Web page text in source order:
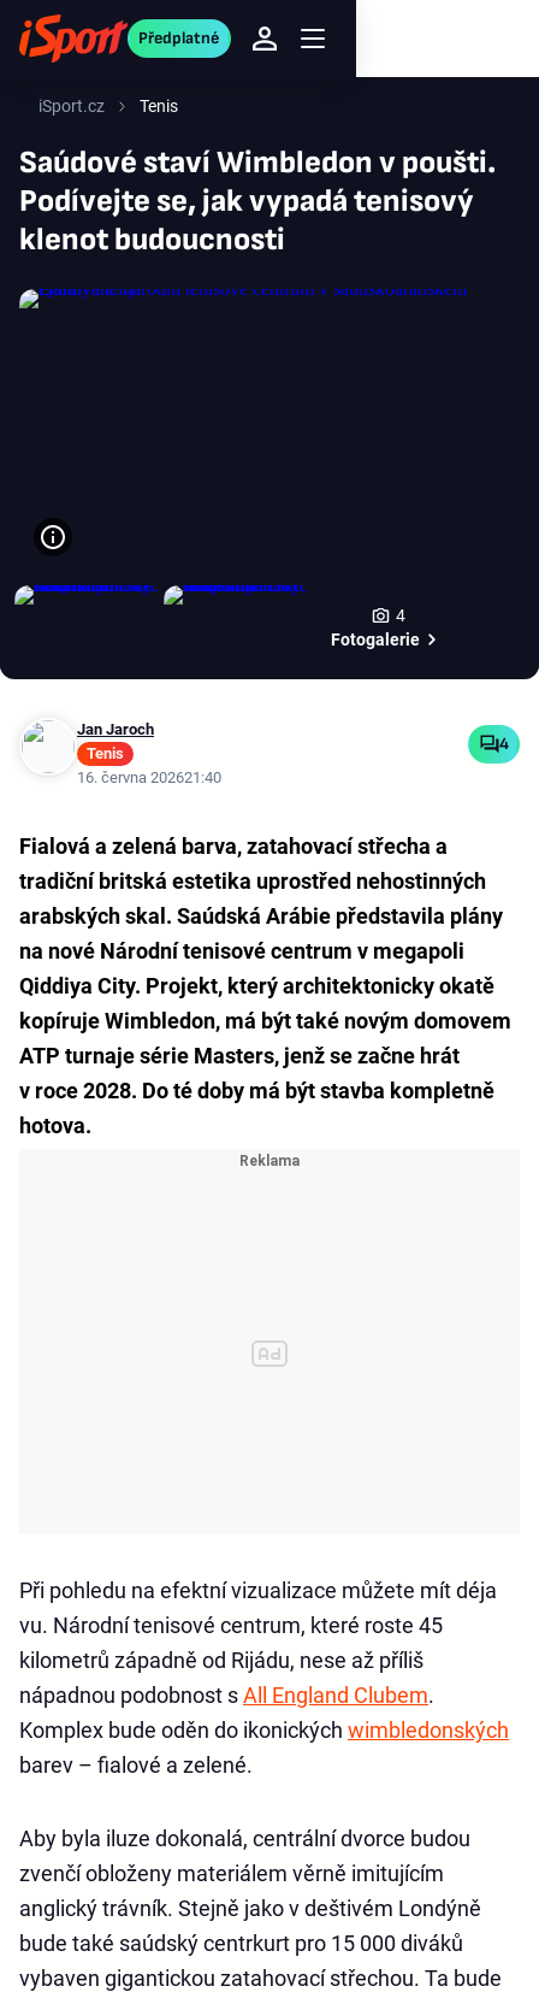
Předplatné
iSport.cz Tenis
Saúdové staví Wimbledon v poušti.
Podívejte se, jak vypadá tenisový
klenot budoucnosti
4
Fotogalerie
Jan Jaroch
Tenis
16. června 202621:40
4
Fialová a zelená barva, zatahovací střecha a
tradiční britská estetika uprostřed nehostinných
arabských skal. Saúdská Arábie představila plány
na nové Národní tenisové centrum v megapoli
Qiddiya City. Projekt, který architektonicky okatě
kopíruje Wimbledon, má být také novým domovem
ATP turnaje série Masters, jenž se začne hrát
v roce 2028. Do té doby má být stavba kompletně
hotova.
Při pohledu na efektní vizualizace můžete mít déja
vu. Národní tenisové centrum, které roste 45
kilometrů západně od Rijádu, nese až příliš
nápadnou podobnost sAll England Clubem.
Komplex bude oděn do ikonických wimbledonských
barev – fialové a zelené.
Aby byla iluze dokonalá, centrální dvorce budou
zvenčí obloženy materiálem věrně imitujícím
anglický trávník. Stejně jako v deštivém Londýně
bude také saúdský centrkurt pro 15 000 diváků
vybaven gigantickou zatahovací střechou. Ta bude